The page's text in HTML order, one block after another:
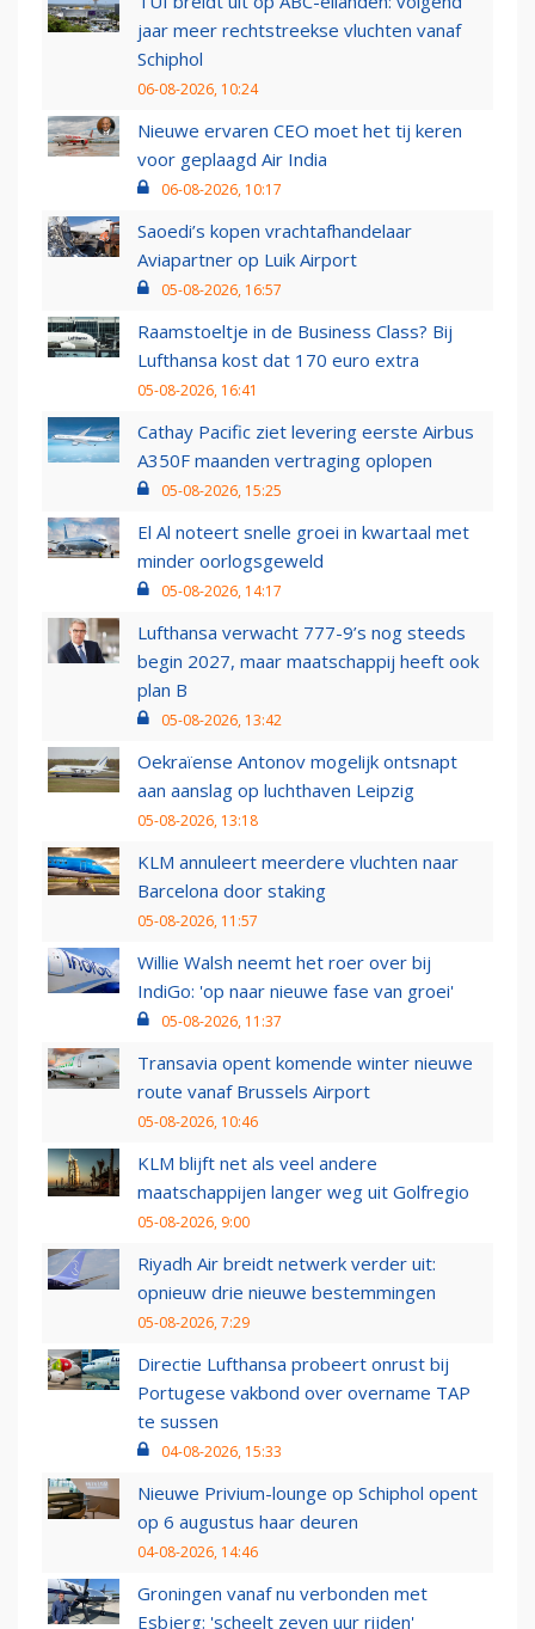
jaar meer rechtstreekse vluchten vanaf
Schiphol
06-08-2026, 10:24
Nieuwe ervaren CEO moet het tij keren
voor geplaagd Air India
06-08-2026, 10:17
Saoedi’s kopen vrachtafhandelaar
Aviapartner op Luik Airport
05-08-2026, 16:57
Raamstoeltje in de Business Class? Bij
Lufthansa kost dat 170 euro extra
05-08-2026, 16:41
Cathay Pacific ziet levering eerste Airbus
A350F maanden vertraging oplopen
05-08-2026, 15:25
El Al noteert snelle groei in kwartaal met
minder oorlogsgeweld
05-08-2026, 14:17
Lufthansa verwacht 777-9’s nog steeds
begin 2027, maar maatschappij heeft ook
plan B
05-08-2026, 13:42
Oekraïense Antonov mogelijk ontsnapt
aan aanslag op luchthaven Leipzig
05-08-2026, 13:18
KLM annuleert meerdere vluchten naar
Barcelona door staking
05-08-2026, 11:57
Willie Walsh neemt het roer over bij
IndiGo: 'op naar nieuwe fase van groei'
05-08-2026, 11:37
Transavia opent komende winter nieuwe
route vanaf Brussels Airport
05-08-2026, 10:46
KLM blijft net als veel andere
maatschappijen langer weg uit Golfregio
05-08-2026, 9:00
Riyadh Air breidt netwerk verder uit:
opnieuw drie nieuwe bestemmingen
05-08-2026, 7:29
Directie Lufthansa probeert onrust bij
Portugese vakbond over overname TAP
te sussen
04-08-2026, 15:33
Nieuwe Privium-lounge op Schiphol opent
op 6 augustus haar deuren
04-08-2026, 14:46
Groningen vanaf nu verbonden met
Esbjerg: 'scheelt zeven uur rijden'